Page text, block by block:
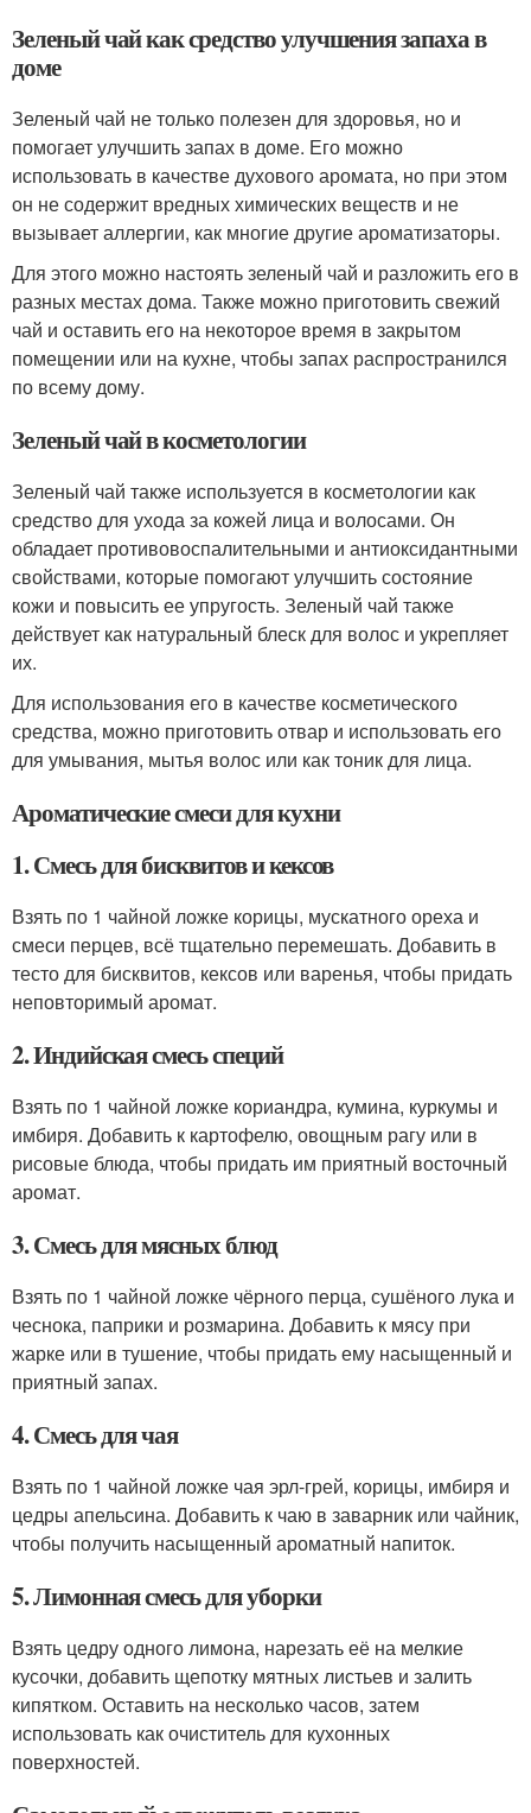
Зеленый чай как средство улучшения запаха в
доме
Зеленый чай не только полезен для здоровья, но и
помогает улучшить запах в доме. Его можно
использовать в качестве духового аромата, но при этом
он не содержит вредных химических веществ и не
вызывает аллергии, как многие другие ароматизаторы.
Для этого можно настоять зеленый чай и разложить его в
разных местах дома. Также можно приготовить свежий
чай и оставить его на некоторое время в закрытом
помещении или на кухне, чтобы запах распространился
по всему дому.
Зеленый чай в косметологии
Зеленый чай также используется в косметологии как
средство для ухода за кожей лица и волосами. Он
обладает противовоспалительными и антиоксидантными
свойствами, которые помогают улучшить состояние
кожи и повысить ее упругость. Зеленый чай также
действует как натуральный блеск для волос и укрепляет
их.
Для использования его в качестве косметического
средства, можно приготовить отвар и использовать его
для умывания, мытья волос или как тоник для лица.
Ароматические смеси для кухни
1. Смесь для бисквитов и кексов
Взять по 1 чайной ложке корицы, мускатного ореха и
смеси перцев, всё тщательно перемешать. Добавить в
тесто для бисквитов, кексов или варенья, чтобы придать
неповторимый аромат.
2. Индийская смесь специй
Взять по 1 чайной ложке кориандра, кумина, куркумы и
имбиря. Добавить к картофелю, овощным рагу или в
рисовые блюда, чтобы придать им приятный восточный
аромат.
3. Смесь для мясных блюд
Взять по 1 чайной ложке чёрного перца, сушёного лука и
чеснока, паприки и розмарина. Добавить к мясу при
жарке или в тушение, чтобы придать ему насыщенный и
приятный запах.
4. Смесь для чая
Взять по 1 чайной ложке чая эрл-грей, корицы, имбиря и
цедры апельсина. Добавить к чаю в заварник или чайник,
чтобы получить насыщенный ароматный напиток.
5. Лимонная смесь для уборки
Взять цедру одного лимона, нарезать её на мелкие
кусочки, добавить щепотку мятных листьев и залить
кипятком. Оставить на несколько часов, затем
использовать как очиститель для кухонных
поверхностей.